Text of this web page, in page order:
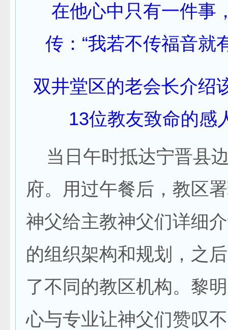
在他心中只有一件事
传：“我若不传福音就
双井堂区的老会长介绍
13位教友致命的感
当日午时抵达宁晋县
府。用过午餐后，教区
神父给主教神父们详细
的组织架构和规划，之
了不同的教区机构。黎
心与专业让神父们赞叹